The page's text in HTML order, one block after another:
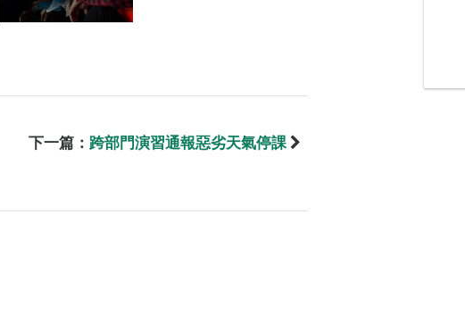
下一篇： 跨部門演習通報惡劣天氣停課